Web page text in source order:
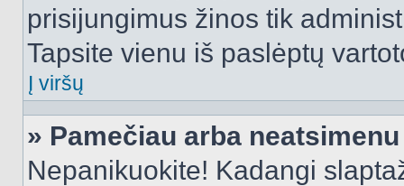
prisijungimus žinos tik
Tapsite vienu iš paslėptų
Į viršų
» Pamečiau arba
Nepanikuokite! Kadangi